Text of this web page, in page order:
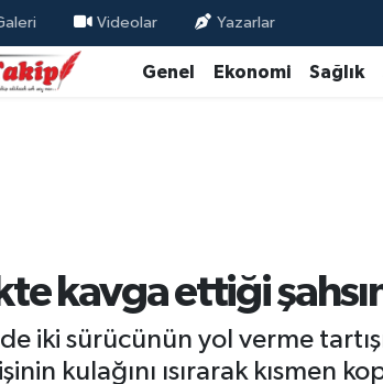
Videolar Yazarlar
Genel Ekonomi Sağlık
kavga ettiği
iki sürücünün yol verme
kulağını ısırarak kısmen